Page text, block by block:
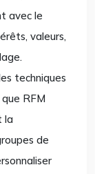
avec le
valeurs,
techniques
RFM
la
de